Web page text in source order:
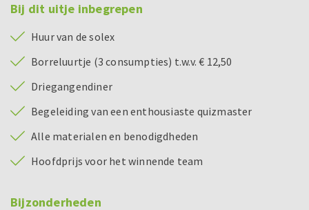
Bij dit uitje inbegrepen
Huur van de solex
Borreluurtje (3 consumpties) t.w.v. € 12,50
Driegangendiner
Begeleiding van een enthousiaste quizmaster
Alle materialen en benodigdheden
Hoofdprijs voor het winnende team
Bijzonderheden